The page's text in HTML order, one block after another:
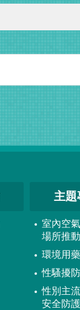
主題
室內空
場所推
環境用
性騷擾
性別主
安全防